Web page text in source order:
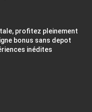
profitez pleinement
bonus sans depot
inédites